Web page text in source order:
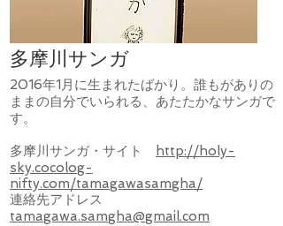
多摩川サンガ
2016年1月に生まれたばかり。誰もがありの
ままの自分でいられる、あたたかなサンガで
す。
多摩川サンガ・サイト
http://holy-
sky.cocolog-
nifty.com/tamagawasamgha/
連絡先アドレス
tamagawa.samgha@gmail.com